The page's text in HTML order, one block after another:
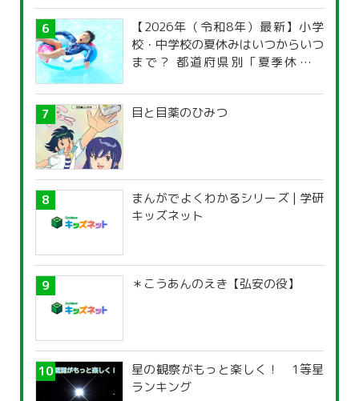
【2026年（令和8年）最新】小学
校・中学校の夏休みはいつからいつ
まで？ 都道府県別「夏季休暇一
目と目薬のひみつ
まんがでよくわかるシリーズ | 学研
キッズネット
＊こうあんのえき【弘安の役】
星の観察がもっと楽しく！ 1等星
ランキング